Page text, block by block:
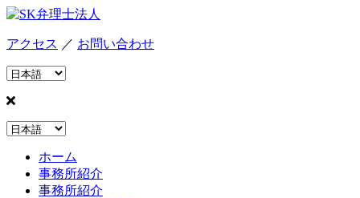
アクセス ／ お問い合わせ
ホーム
事務所紹介
事務所紹介